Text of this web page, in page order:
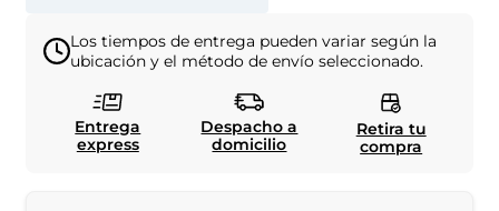
Los tiempos de entrega pueden variar según la
ubicación y el método de envío seleccionado.
Entrega
express
Despacho a
domicilio
Retira tu
compra